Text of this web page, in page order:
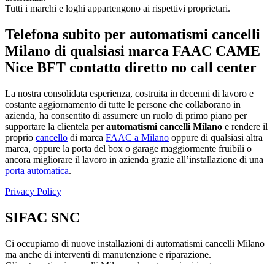
Tutti i marchi e loghi appartengono ai rispettivi proprietari.
Telefona subito per automatismi cancelli
Milano di qualsiasi marca FAAC CAME
Nice BFT contatto diretto no call center
La nostra consolidata esperienza, costruita in decenni di lavoro e
costante aggiornamento di tutte le persone che collaborano in
azienda, ha consentito di assumere un ruolo di primo piano per
supportare la clientela perautomatismi cancelli Milano e rendere il
proprio cancello di marca FAAC a Milano oppure di qualsiasi altra
marca, oppure la porta del box o garage maggiormente fruibili o
ancora migliorare il lavoro in azienda grazie all’installazione di una
porta automatica.
Privacy Policy
SIFAC SNC
Ci occupiamo di nuove installazioni di automatismi cancelli Milano
ma anche di interventi di manutenzione e riparazione.